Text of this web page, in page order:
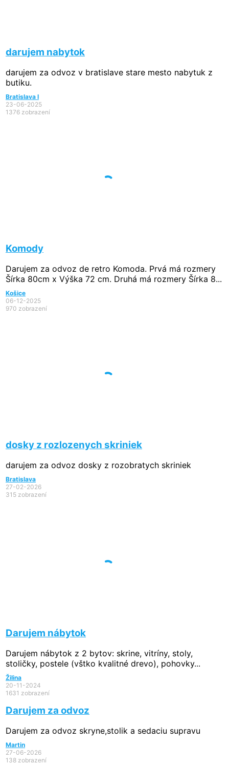
darujem nabytok
darujem za odvoz v bratislave stare mesto nabytuk z
butiku.
Bratislava I
23-06-2025
1376 zobrazení
Komody
Darujem za odvoz de retro Komoda. Prvá má rozmery
Šírka 80cm x Výška 72 cm. Druhá má rozmery Šírka 8...
Košice
06-12-2025
970 zobrazení
dosky z rozlozenych skriniek
darujem za odvoz dosky z rozobratych skriniek
Bratislava
27-02-2026
315 zobrazení
Darujem nábytok
Darujem nábytok z 2 bytov: skrine, vitríny, stoly,
stoličky, postele (vštko kvalitné drevo), pohovky...
Žilina
20-11-2024
1631 zobrazení
Darujem za odvoz
Darujem za odvoz skryne,stolik a sedaciu supravu
Martin
27-06-2026
138 zobrazení